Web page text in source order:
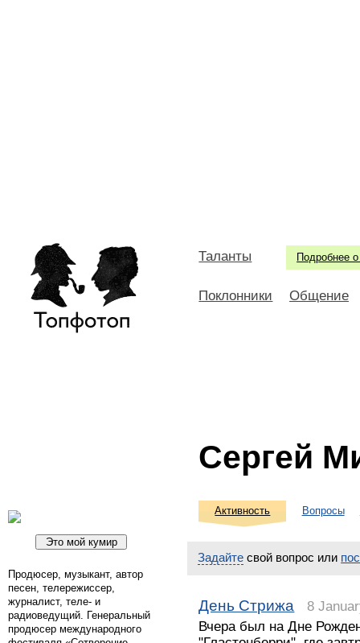
Подробнее о
Таланты
Поклонники Общение
Сергей
Продюсер, музыкант, автор
песен, телережиссер,
журналист, теле- и
радиоведущий. Генеральный
продюсер международного
Активность Вопросы
Задайте свой вопрос или
День Стрижа
8
Вчера был на Дне